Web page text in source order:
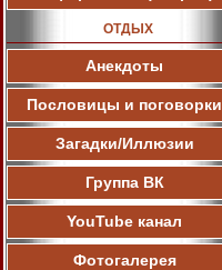
ОТДЫХ
Анекдоты
Пословицы и поговорки
Загадки/Иллюзии
Группа ВК
YouTube канал
Фотогалерея